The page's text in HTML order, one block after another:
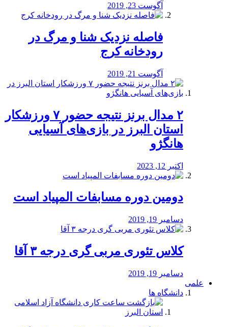
آگوست 23, 2019
️فاصله نزدیک شنا و مرگ در
رودخانه کرج
آگوست 21, 2019
۲ مدال برنز نتیجه حضور ۷ ورزشکار
استان البرز در بازی‌های آسیایی
هانگژو
اکتبر 12, 2023
دومین دوره مسابفات المپیاد است
دسامبر 19, 2019
کلاس تئوری مربی گری درجه ۳ آقا
دسامبر 19, 2019
علمی
دانشگاه ها